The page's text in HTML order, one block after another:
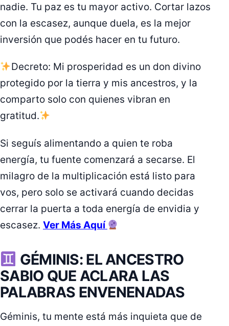
nadie. Tu paz es tu mayor activo. Cortar lazos
con la escasez, aunque duela, es la mejor
inversión que podés hacer en tu futuro.
Decreto: Mi prosperidad es un don divino
protegido por la tierra y mis ancestros, y la
comparto solo con quienes vibran en
gratitud.
Si seguís alimentando a quien te roba
energía, tu fuente comenzará a secarse. El
milagro de la multiplicación está listo para
vos, pero solo se activará cuando decidas
cerrar la puerta a toda energía de envidia y
escasez. Ver Más Aquí
GÉMINIS: EL ANCESTRO
SABIO QUE ACLARA LAS
PALABRAS ENVENENADAS
Géminis, tu mente está más inquieta que de